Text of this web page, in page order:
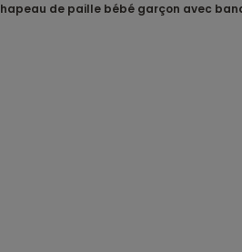
chapeau de paille bébé garçon avec